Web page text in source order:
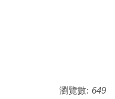
瀏覽數: 649